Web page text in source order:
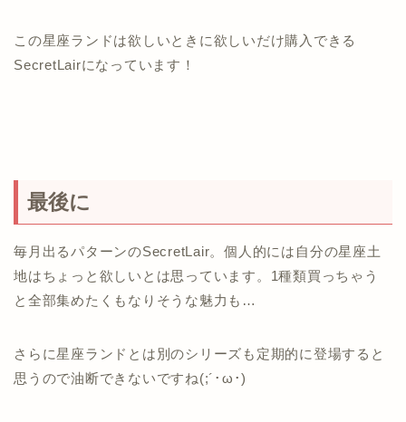
この星座ランドは欲しいときに欲しいだけ購入できる
SecretLairになっています！
最後に
毎月出るパターンのSecretLair。個人的には自分の星座土
地はちょっと欲しいとは思っています。1種類買っちゃう
と全部集めたくもなりそうな魅力も…
さらに星座ランドとは別のシリーズも定期的に登場すると
思うので油断できないですね(;´･ω･)